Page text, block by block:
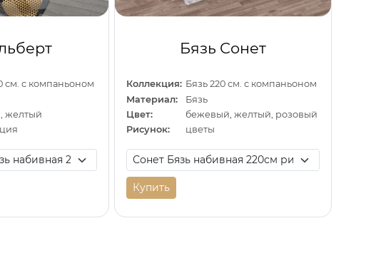
см. с компаньоном
желтый
Бязь Сонет
Коллекция: Бязь 220 см. с компаньоном
Материал:
Бязь
Цвет:
бежевый, желтый, розовый
Рисунок:
цветы
Купить